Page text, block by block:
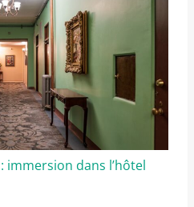
immersion dans l’hôtel